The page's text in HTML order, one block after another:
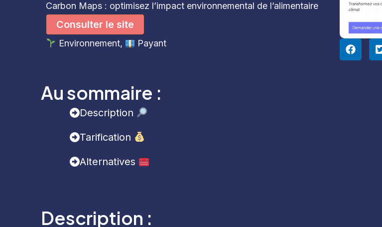
Carbon Maps : optimisez l’impact environnemental de l’alimentaire
Consulter le site
Environnement, Payant
Au sommaire :
Description
Tarification
Alternatives
Description :